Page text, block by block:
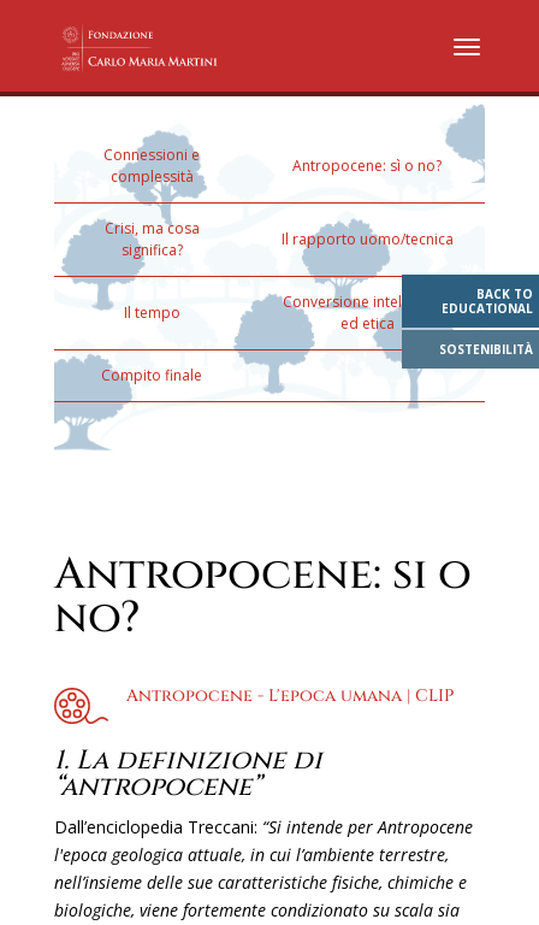
BACK TO
EDUCATIONAL
SOSTENIBILITÀ
Connessioni e
complessità
Antropocene: sì o no?
Crisi, ma cosa
significa?
Il rapporto uomo/tecnica
Il tempo
Conversione intellettuale
ed etica
Compito finale
Antropocene: si o
no?
Antropocene - L'epoca umana | CLIP
1. La definizione di
“antropocene”
Dall’enciclopedia Treccani: “Si intende per Antropocene
l'epoca geologica attuale, in cui l’ambiente terrestre,
nell’insieme delle sue caratteristiche fisiche, chimiche e
biologiche, viene fortemente condizionato su scala sia